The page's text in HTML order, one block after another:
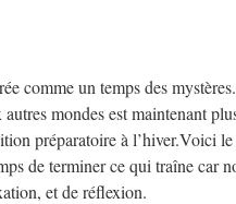
comme un temps des
mondes est maintenant
préparatoire à l’hiver.Voici
de terminer ce qui traîne car
et de réflexion.